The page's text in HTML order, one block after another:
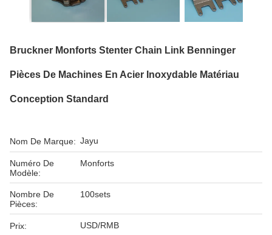
Bruckner Monforts Stenter Chain Link Benninger
Pièces De Machines En Acier Inoxydable Matériau
Conception Standard
Nom De Marque: Jayu
Numéro De
Modèle:
Monforts
Nombre De
Pièces:
100sets
Prix: USD/RMB